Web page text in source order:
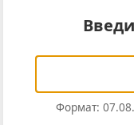
Формат: